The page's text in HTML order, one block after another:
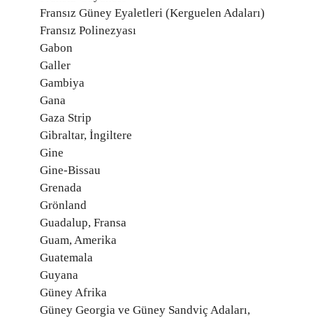
Fransız Güney Eyaletleri (Kerguelen Adaları)
Fransız Polinezyası
Gabon
Galler
Gambiya
Gana
Gaza Strip
Gibraltar, İngiltere
Gine
Gine-Bissau
Grenada
Grönland
Guadalup, Fransa
Guam, Amerika
Guatemala
Guyana
Güney Afrika
Güney Georgia ve Güney Sandviç Adaları,